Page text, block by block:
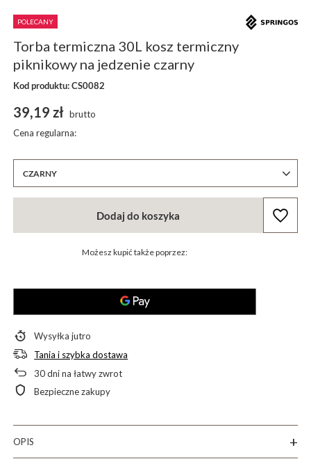
POLECANY
Torba termiczna 30L kosz termiczny
piknikowy na jedzenie czarny
Kod produktu: CS0082
CZARNY
39,19 zł brutto
Cena regularna:
Dodaj do koszyka
Możesz kupić także poprzez:
Wysyłkajutro
Tania i szybka dostawa
30dni na łatwy zwrot
Bezpieczne zakupy
OPIS